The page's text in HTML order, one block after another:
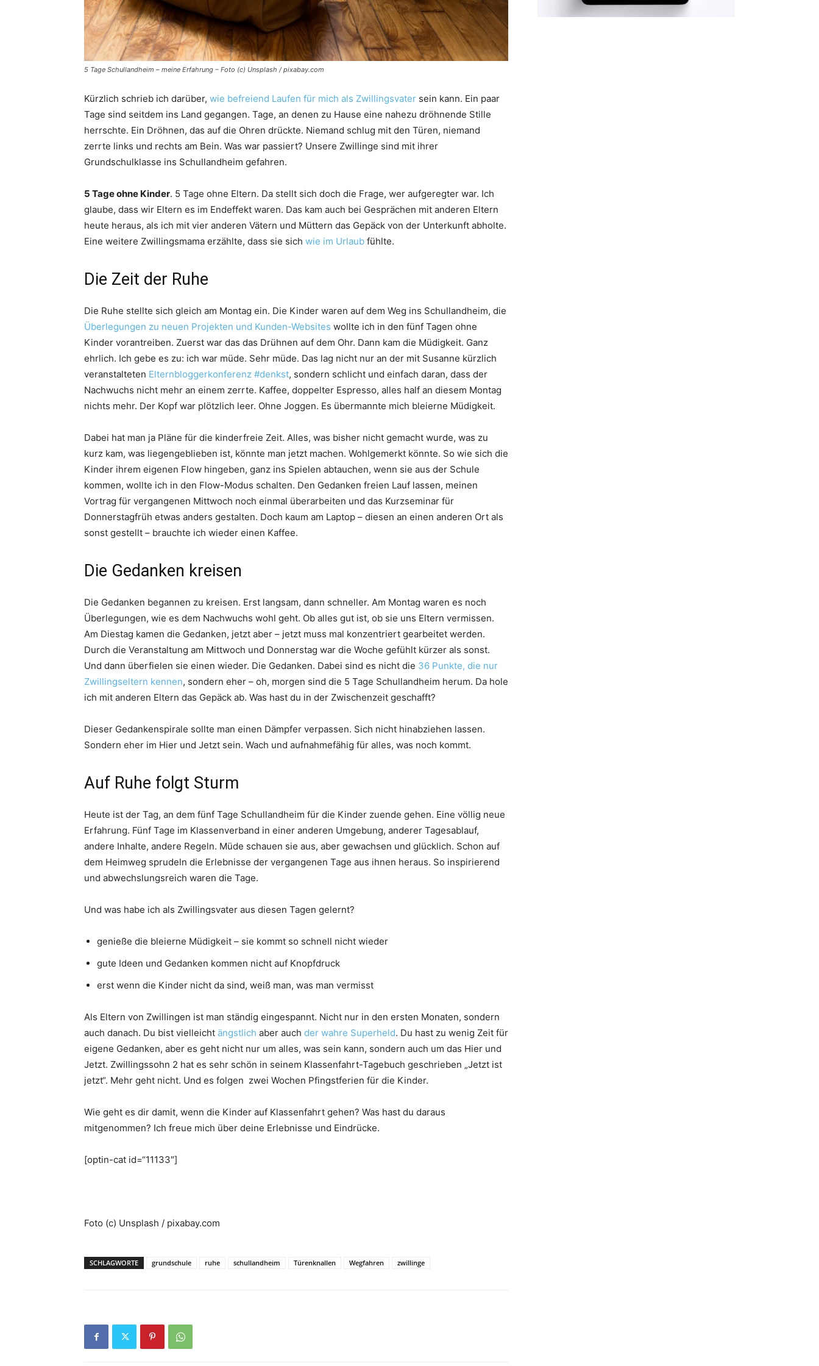
5 Tage Schullandheim – meine Erfahrung – Foto (c) Unsplash / pixabay.com
Kürzlich schrieb ich darüber, wie befreiend Laufen für mich als Zwillingsvater sein kann. Ein paar
Tage sind seitdem ins Land gegangen. Tage, an denen zu Hause eine nahezu dröhnende Stille
herrschte. Ein Dröhnen, das auf die Ohren drückte. Niemand schlug mit den Türen, niemand
zerrte links und rechts am Bein. Was war passiert? Unsere Zwillinge sind mit ihrer
Grundschulklasse ins Schullandheim gefahren.
5 Tage ohne Kinder. 5 Tage ohne Eltern. Da stellt sich doch die Frage, wer aufgeregter war. Ich
glaube, dass wir Eltern es im Endeffekt waren. Das kam auch bei Gesprächen mit anderen Eltern
heute heraus, als ich mit vier anderen Vätern und Müttern das Gepäck von der Unterkunft abholte.
Eine weitere Zwillingsmama erzählte, dass sie sich wie im Urlaub fühlte.
Die Zeit der Ruhe
Die Ruhe stellte sich gleich am Montag ein. Die Kinder waren auf dem Weg ins Schullandheim, die
Überlegungen zu neuen Projekten und Kunden-Websites wollte ich in den fünf Tagen ohne
Kinder vorantreiben. Zuerst war das das Drühnen auf dem Ohr. Dann kam die Müdigkeit. Ganz
ehrlich. Ich gebe es zu: ich war müde. Sehr müde. Das lag nicht nur an der mit Susanne kürzlich
veranstalteten Elternbloggerkonferenz #denkst, sondern schlicht und einfach daran, dass der
Nachwuchs nicht mehr an einem zerrte. Kaffee, doppelter Espresso, alles half an diesem Montag
nichts mehr. Der Kopf war plötzlich leer. Ohne Joggen. Es übermannte mich bleierne Müdigkeit.
Dabei hat man ja Pläne für die kinderfreie Zeit. Alles, was bisher nicht gemacht wurde, was zu
kurz kam, was liegengeblieben ist, könnte man jetzt machen. Wohlgemerkt könnte. So wie sich die
Kinder ihrem eigenen Flow hingeben, ganz ins Spielen abtauchen, wenn sie aus der Schule
kommen, wollte ich in den Flow-Modus schalten. Den Gedanken freien Lauf lassen, meinen
Vortrag für vergangenen Mittwoch noch einmal überarbeiten und das Kurzseminar für
Donnerstagfrüh etwas anders gestalten. Doch kaum am Laptop – diesen an einen anderen Ort als
sonst gestellt – brauchte ich wieder einen Kaffee.
Die Gedanken kreisen
Die Gedanken begannen zu kreisen. Erst langsam, dann schneller. Am Montag waren es noch
Überlegungen, wie es dem Nachwuchs wohl geht. Ob alles gut ist, ob sie uns Eltern vermissen.
Am Diestag kamen die Gedanken, jetzt aber – jetzt muss mal konzentriert gearbeitet werden.
Durch die Veranstaltung am Mittwoch und Donnerstag war die Woche gefühlt kürzer als sonst.
Und dann überfielen sie einen wieder. Die Gedanken. Dabei sind es nicht die 36 Punkte, die nur
Zwillingseltern kennen, sondern eher – oh, morgen sind die 5 Tage Schullandheim herum. Da hole
ich mit anderen Eltern das Gepäck ab. Was hast du in der Zwischenzeit geschafft?
Dieser Gedankenspirale sollte man einen Dämpfer verpassen. Sich nicht hinabziehen lassen.
Sondern eher im Hier und Jetzt sein. Wach und aufnahmefähig für alles, was noch kommt.
Auf Ruhe folgt Sturm
Heute ist der Tag, an dem fünf Tage Schullandheim für die Kinder zuende gehen. Eine völlig neue
Erfahrung. Fünf Tage im Klassenverband in einer anderen Umgebung, anderer Tagesablauf,
andere Inhalte, andere Regeln. Müde schauen sie aus, aber gewachsen und glücklich. Schon auf
dem Heimweg sprudeln die Erlebnisse der vergangenen Tage aus ihnen heraus. So inspirierend
und abwechslungsreich waren die Tage.
Und was habe ich als Zwillingsvater aus diesen Tagen gelernt?
genieße die bleierne Müdigkeit – sie kommt so schnell nicht wieder
gute Ideen und Gedanken kommen nicht auf Knopfdruck
erst wenn die Kinder nicht da sind, weiß man, was man vermisst
Als Eltern von Zwillingen ist man ständig eingespannt. Nicht nur in den ersten Monaten, sondern
auch danach. Du bist vielleicht ängstlich aber auch der wahre Superheld. Du hast zu wenig Zeit für
eigene Gedanken, aber es geht nicht nur um alles, was sein kann, sondern auch um das Hier und
Jetzt. Zwillingssohn 2 hat es sehr schön in seinem Klassenfahrt-Tagebuch geschrieben „Jetzt ist
jetzt“. Mehr geht nicht. Und es folgen zwei Wochen Pfingstferien für die Kinder.
Wie geht es dir damit, wenn die Kinder auf Klassenfahrt gehen? Was hast du daraus
mitgenommen? Ich freue mich über deine Erlebnisse und Eindrücke.
[optin-cat id=“11133″]
Foto (c) Unsplash / pixabay.com
SCHLAGWORTE grundschule ruhe schullandheim Türenknallen Wegfahren zwillinge